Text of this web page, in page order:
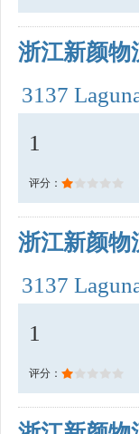
浙江新颜物
3137
1
评分：
浙江新颜物
3137
1
评分：